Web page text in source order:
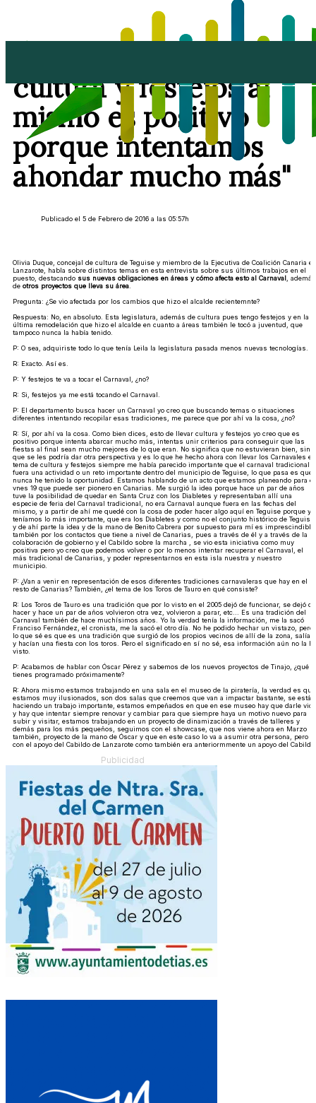
cultura y festejos al
mismo es positivo
porque intentamos
ahondar mucho más"
Publicado el 5 de Febrero de 2016 a las 05:57h
Olivia Duque, concejal de cultura de Teguise y miembro de la Ejecutiva de Coalición Canaria en
Lanzarote, habla sobre distintos temas en esta entrevista sobre sus últimos trabajos en el
puesto, destacando sus nuevas obligaciones en áreas y cómo afecta esto al Carnaval , además
de otros proyectos que lleva su área
Pregunta: ¿Se vio afectada por los cambios que hizo el alcalde recientemnte?
Respuesta: No, en absoluto. Esta legislatura, además de cultura pues tengo festejos y en la
última remodelación que hizo el alcalde en cuanto a áreas también le tocó a juventud, que
tampoco nunca la había tenido.
P: O sea, adquiriste todo lo que tenía Leila la legislatura pasada menos nuevas tecnologías.
R: Exacto. Así es.
P: Y festejos te va a tocar el Carnaval, ¿no?
R: Si, festejos ya me está tocando el Carnaval.
P: El departamento busca hacer un Carnaval yo creo que buscando temas o situaciones
diferentes intentando recopilar esas tradiciones, me parece que por ahí va la cosa, ¿no?
R: Sí, por ahí va la cosa. Como bien dices, esto de llevar cultura y festejos yo creo que es
positivo porque intenta abarcar mucho más, intentas unir criterios para conseguir que las
fiestas al final sean mucho mejores de lo que eran. No significa que no estuvieran bien, sino
que se les podría dar otra perspectiva y es lo que he hecho ahora con llevar los Carnavales el
tema de cultura y festejos siempre me había parecido importante que el carnaval tradicional
fuera una actividad o un reto importante dentro del municipio de Teguise, lo que pasa es que
nunca he tenido la oportunidad. Estamos hablando de un acto que estamos planeando para el
vnes 19 que puede ser pionero en Canarias. Me surgió la idea porque hace un par de años
tuve la posibilidad de quedar en Santa Cruz con los Diabletes y representaban allí una
especie de feria del Carnaval tradicional, no era Carnaval aunque fuera en las fechas del
mismo, y a partir de ahí me quedé con la cosa de poder hacer algo aquí en Teguise porque ya
teníamos lo más importante, que era los Diabletes y como no el conjunto histórico de Teguise
y de ahí parte la idea y de la mano de Benito Cabrera por supuesto para mí es imprescindible
también por los contactos que tiene a nivel de Canarias, pues a través de él y a través de la
colaboración de gobierno y el Cabildo sobre la marcha , se vio esta iniciativa como muy
positiva pero yo creo que podemos volver o por lo menos intentar recuperar el Carnaval, el
más tradicional de Canarias, y poder representarnos en esta isla nuestra y nuestro
municipio.
P: ¿Van a venir en representación de esos diferentes tradiciones carnavaleras que hay en el
resto de Canarias? También, ¿el tema de los Toros de Tauro en qué consiste?
R: Los Toros de Tauro es una tradición que por lo visto en el 2005 dejó de funcionar, se dejó de
hacer y hace un par de años volvieron otra vez, volvieron a parar, etc... Es una tradición del
Carnaval también de hace muchísimos años. Yo la verdad tenía la información, me la sacó
Franciso Fernández, el cronista, me la sacó el otro día. No he podido hechar un vistazo, pero
lo que sé es que es una tradición que surgió de los propios vecinos de allí de la zona, salían
y hacían una fiesta con los toros. Pero el significado en sí no sé, esa información aún no la he
visto.
P: Acabamos de hablar con Óscar Pérez y sabemos de los nuevos proyectos de Tinajo, ¿qué
tienes programado próximamente?
R: Ahora mismo estamos trabajando en una sala en el museo de la piratería, la verdad es que
estamos muy ilusionados, son dos salas que creemos que van a impactar bastante, se está
haciendo un trabajo importante, estamos empeñados en que en ese museo hay que darle vida
y hay que intentar siempre renovar y cambiar para que siempre haya un motivo nuevo para
subir y visitar, estamos trabajando en un proyecto de dinamización a través de talleres y
demás para los más pequeños, seguimos con el showcase, que nos viene ahora en Marzo
también, proyecto de la mano de Óscar y que en este caso lo va a asumir otra persona, pero
con el apoyo del Cabildo de Lanzarote como también era anteriormmente un apoyo del Cabildo.
Publicidad